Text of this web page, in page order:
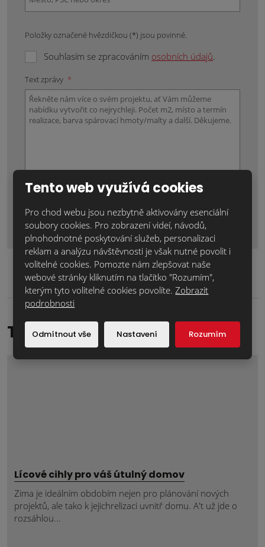
Položky označené hvězdičkou (*) jsou povinné.
Souhlasím se zpracováním osobních údajů.
Text zprávy *
Odeslat zprávu
Formulář
se
nepodařilo
odeslat.
TOP reference
Lícové cihly pro váš útulný domov
Zima je ideálním obdobím nejen pro plánování nových
projektů, ale tako k jejichrelizaci uvnitř domu. A't už jde o
rozsáhlou...
Tento web využívá cookies
Pro chod webu jsou nezbytně aktivovány esenciální
soubory cookies. Pro zobrazení videí, návodů,
plnohodnotné poskytování služeb, personalizaci
reklam a analýzu návštěvnosti je však nutné povolit i
volitelné cookies. Pomozte nám zlepšovat naše
webové stránky kliknutím na tlačítko "Rozumím",
kterým tyto volitelné cookies povolíte.Zobrazit
podrobnosti
Odmítnout vše Nastavení Rozumím